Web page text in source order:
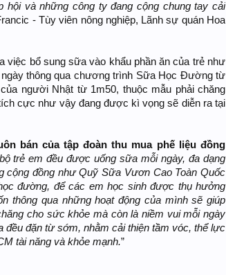
và những công ty đang cộng chung tay cải
- Tùy viên nông nghiệp, Lãnh sự quán Hoa
việc bổ sung sữa vào khẩu phần ăn của trẻ như
thông qua chương trình Sữa Học Đường từ
người Nhật từ 1m50, thuộc mẫu phải chăng
cực như vậy đang được kì vọng sẽ diễn ra tại
bán của tập đoàn thu mua phế liệu đồng
trẻ em đều được uống sữa mỗi ngày, đa dạng
cộng đồng như Quỹ Sữa Vươn Cao Toàn Quốc
đường, để các em học sinh được thụ hưởng
thông qua những hoạt động của mình sẽ giúp
cho sức khỏe mà còn là niềm vui mỗi ngày
đều đặn từ sớm, nhằm cải thiện tầm vóc, thể lực
tài năng và khỏe mạnh.”